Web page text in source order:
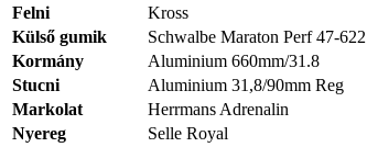
Felni
Kross
Külső gumik
Schwalbe Maraton Perf 47-622
Kormány
Aluminium 660mm/31.8
Stucni
Aluminium 31,8/90mm Reg
Markolat
Herrmans Adrenalin
Nyereg
Selle Royal